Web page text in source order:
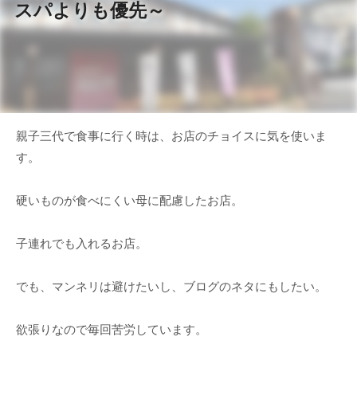
スパよりも優先～
親子三代で食事に行く時は、お店のチョイスに気を使いま
す。
硬いものが食べにくい母に配慮したお店。
子連れでも入れるお店。
でも、マンネリは避けたいし、ブログのネタにもしたい。
欲張りなので毎回苦労しています。